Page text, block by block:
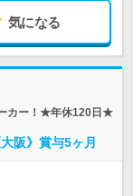
気になる
カー！★年休120日★
阪》賞与5ヶ月